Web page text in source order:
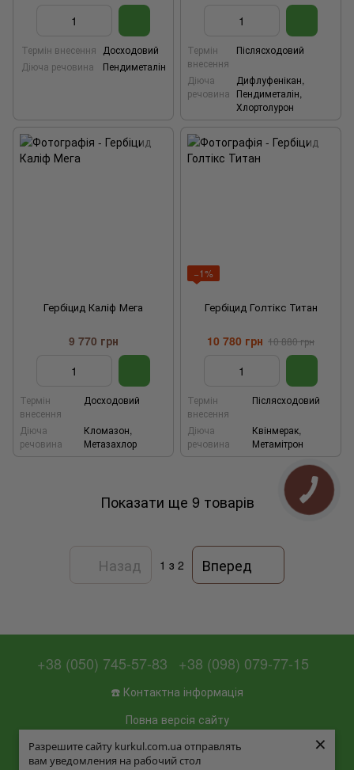
Разрешите сайту kurkul.com.ua отправлять
вам уведомления на рабочий стол
×
Разрешите сайту kurkul.com.ua отправлять
вам уведомления на рабочий стол
×
Термін внесення
Досходовий
Діюча речовина
Пендиметалін
Термін
внесення
Післясходовий
Діюча
речовина
Дифлуфенікан,
Пендиметалін,
Хлортолурон
Гербіцид Каліф Мега
9 770 грн
Термін
внесення
Досходовий
Діюча
речовина
Кломазон,
Метазахлор
−1%
Гербіцид Голтікс Титан
10 780 грн 10 880 грн
Термін
внесення
Післясходовий
Діюча
речовина
Квінмерак,
Метамітрон
Показати ще 9 товарів
Назад 1 з 2 Вперед
+38 (050) 745-57-83 +38 (098) 079-77-15
☎️ Контактна інформація
Повна версія сайту
📜 Мапа сайту